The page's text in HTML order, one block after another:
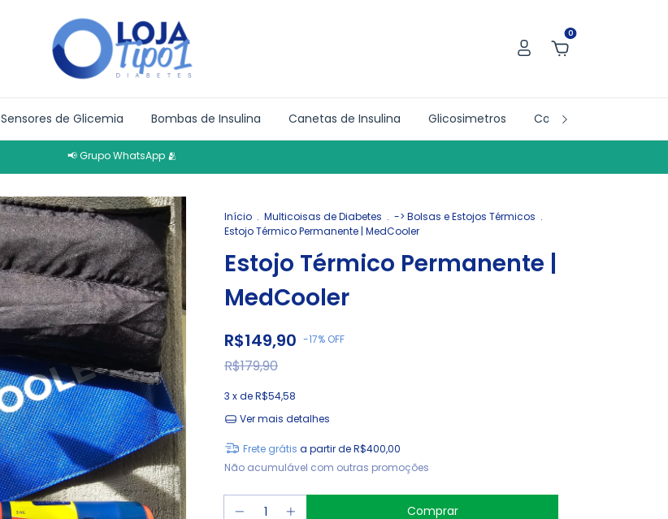
0
Sensores de Glicemia Bombas de Insulina Canetas de Insulina Glicosimetros Collab´s
📢 Grupo WhatsApp 🫂
Início . Multicoisas de Diabetes . -> Bolsas e Estojos Térmicos .
Estojo Térmico Permanente | MedCooler
Estojo Térmico Permanente |
MedCooler
R$149,90 -17% OFF
R$179,90
3 x deR$54,58
Ver mais detalhes
Frete grátis a partir deR$400,00
Não acumulável com outras promoções